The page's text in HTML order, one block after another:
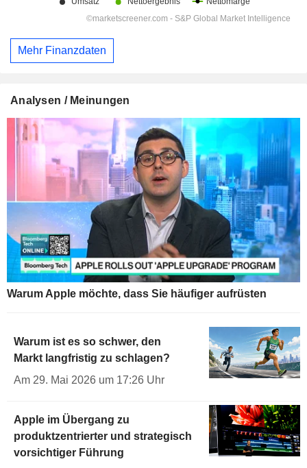
Mehr Finanzdaten
Analysen / Meinungen
Warum Apple möchte, dass Sie häufiger aufrüsten
Warum ist es so schwer, den
Markt langfristig zu schlagen?
Am 29. Mai 2026 um 17:26 Uhr
Apple im Übergang zu
produktzentrierter und strategisch
vorsichtiger Führung